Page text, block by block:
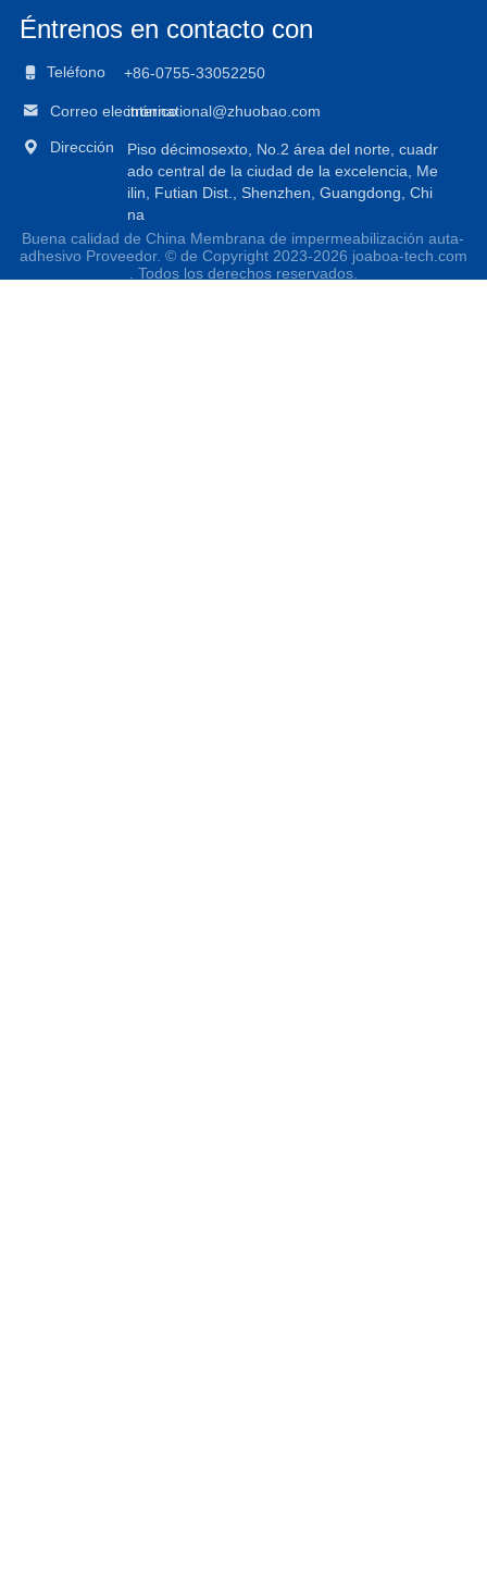
Éntrenos en contacto con
 Teléfono +86-0755-33052250
 Correo electrónicointernational@zhuobao.com
 Dirección
Piso décimosexto, No.2 área del norte, cuadr
ado central de la ciudad de la excelencia, Me
ilin, Futian Dist., Shenzhen, Guangdong, Chi
na
Buena calidad de China Membrana de impermeabilización auta-
adhesivo Proveedor. © de Copyright 2023-2026 joaboa-tech.com
. Todos los derechos reservados.